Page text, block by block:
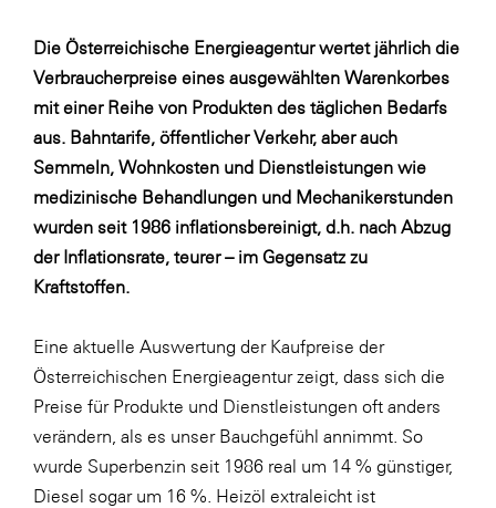
MTH Retail Group
OMV
PAGRO
PHH Rechtsanwält:innen
Salesforce
SERVICE&MORE
SKINUANCE®
Somfy
Die Österreichische Energieagentur wertet jährlich die
Verbraucherpreise eines ausgewählten Warenkorbes
mit einer Reihe von Produkten des täglichen Bedarfs
aus. Bahntarife, öffentlicher Verkehr, aber auch
Semmeln, Wohnkosten und Dienstleistungen wie
medizinische Behandlungen und Mechanikerstunden
wurden seit 1986 inflationsbereinigt, d.h. nach Abzug
der Inflationsrate, teurer – im Gegensatz zu
Kraftstoffen.
Eine aktuelle Auswertung der Kaufpreise der
Österreichischen Energieagentur zeigt, dass sich die
Preise für Produkte und Dienstleistungen oft anders
verändern, als es unser Bauchgefühl annimmt. So
wurde Superbenzin seit 1986 real um 14 % günstiger,
Diesel sogar um 16 %. Heizöl extraleicht ist